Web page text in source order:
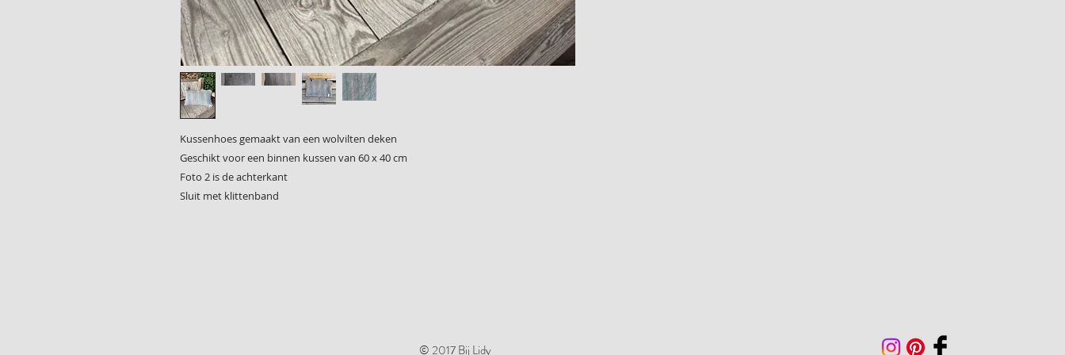
Kussenhoes gemaakt van een wolvilten deken
Geschikt voor een binnen kussen van 60 x 40 cm
Foto 2 is de achterkant
Sluit met klittenband
© 2017 Bij Lidy